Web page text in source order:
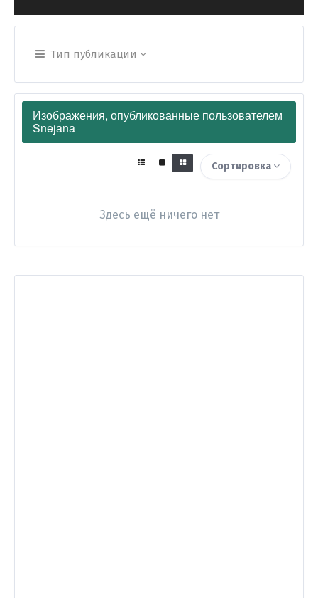
Тип публикации
Изображения, опубликованные пользователем
Snejana
Сортировка
Здесь ещё ничего нет